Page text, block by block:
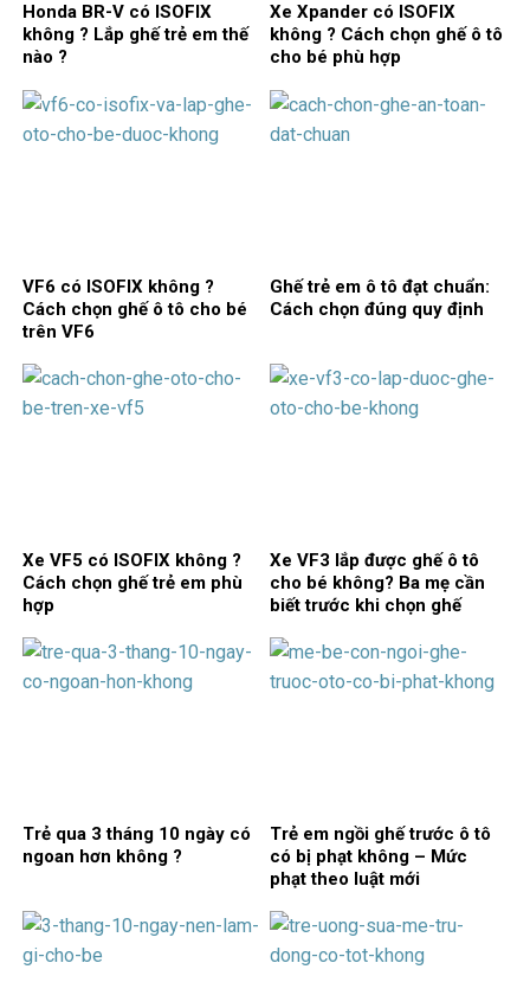
Honda BR-V có ISOFIX
không ? Lắp ghế trẻ em thế
nào ?
Xe Xpander có ISOFIX
không ? Cách chọn ghế ô tô
cho bé phù hợp
VF6 có ISOFIX không ?
Cách chọn ghế ô tô cho bé
trên VF6
Ghế trẻ em ô tô đạt chuẩn:
Cách chọn đúng quy định
Xe VF5 có ISOFIX không ?
Cách chọn ghế trẻ em phù
hợp
Xe VF3 lắp được ghế ô tô
cho bé không? Ba mẹ cần
biết trước khi chọn ghế
Trẻ qua 3 tháng 10 ngày có
ngoan hơn không ?
Trẻ em ngồi ghế trước ô tô
có bị phạt không – Mức
phạt theo luật mới